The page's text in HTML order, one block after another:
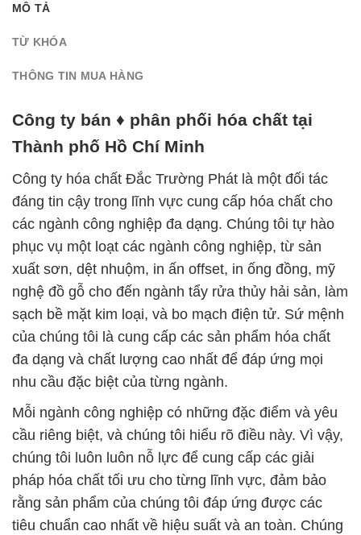
MÔ TẢ
TỪ KHÓA
THÔNG TIN MUA HÀNG
Công ty bán ♦ phân phối hóa chất tại
Thành phố Hồ Chí Minh
Công ty hóa chất Đắc Trường Phát là một đối tác
đáng tin cậy trong lĩnh vực cung cấp hóa chất cho
các ngành công nghiệp đa dạng. Chúng tôi tự hào
phục vụ một loạt các ngành công nghiệp, từ sản
xuất sơn, dệt nhuộm, in ấn offset, in ống đồng, mỹ
nghệ đồ gỗ cho đến ngành tẩy rửa thủy hải sản, làm
sạch bề mặt kim loại, và bo mạch điện tử. Sứ mệnh
của chúng tôi là cung cấp các sản phẩm hóa chất
đa dạng và chất lượng cao nhất để đáp ứng mọi
nhu cầu đặc biệt của từng ngành.
Mỗi ngành công nghiệp có những đặc điểm và yêu
cầu riêng biệt, và chúng tôi hiểu rõ điều này. Vì vậy,
chúng tôi luôn luôn nỗ lực để cung cấp các giải
pháp hóa chất tối ưu cho từng lĩnh vực, đảm bảo
rằng sản phẩm của chúng tôi đáp ứng được các
tiêu chuẩn cao nhất về hiệu suất và an toàn. Chúng